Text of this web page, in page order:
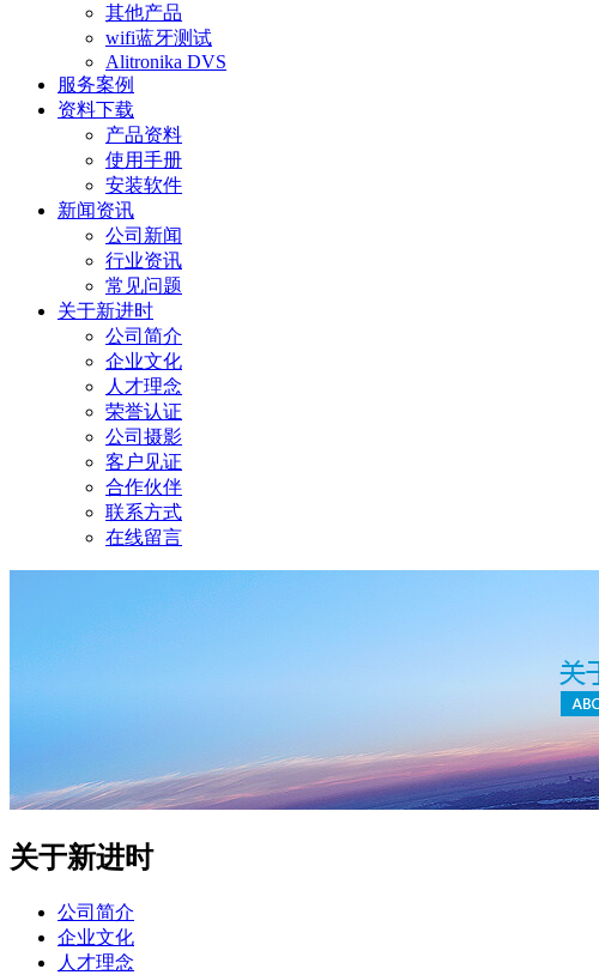
其他产品
wifi蓝牙测试
Alitronika DVS
服务案例
资料下载
产品资料
使用手册
安装软件
新闻资讯
公司新闻
行业资讯
常见问题
关于新进时
公司简介
企业文化
人才理念
荣誉认证
公司摄影
客户见证
合作伙伴
联系方式
在线留言
关于新进时
公司简介
企业文化
人才理念